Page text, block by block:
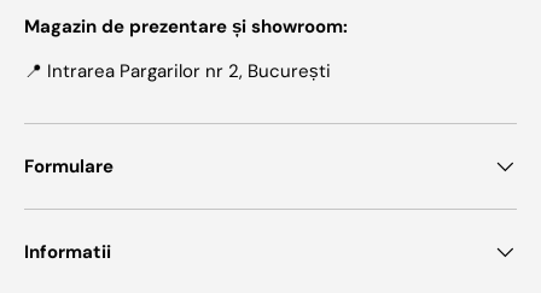
Magazin de prezentare și showroom:
📍 Intrarea Pargarilor nr 2, București
Formulare
Informatii